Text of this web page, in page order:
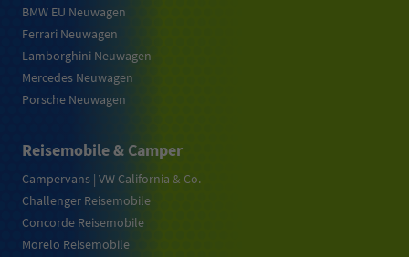
BMW EU Neuwagen
Ferrari Neuwagen
Lamborghini Neuwagen
Mercedes Neuwagen
Porsche Neuwagen
Reisemobile & Camper
Campervans | VW California & Co.
Challenger Reisemobile
Concorde Reisemobile
Morelo Reisemobile